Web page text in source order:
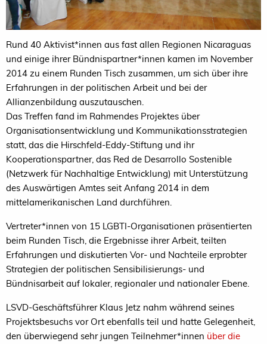
Rund 40 Aktivist*innen aus fast allen Regionen Nicaraguas
und einige ihrer Bündnispartner*innen kamen im November
2014 zu einem Runden Tisch zusammen, um sich über ihre
Erfahrungen in der politischen Arbeit und bei der
Allianzenbildung auszutauschen.
Das Treffen fand im Rahmendes Projektes über
Organisationsentwicklung und Kommunikationsstrategien
statt, das die Hirschfeld-Eddy-Stiftung und ihr
Kooperationspartner, das Red de Desarrollo Sostenible
(Netzwerk für Nachhaltige Entwicklung) mit Unterstützung
des Auswärtigen Amtes seit Anfang 2014 in dem
mittelamerikanischen Land durchführen.
Vertreter*innen von 15 LGBTI-Organisationen präsentierten
beim Runden Tisch, die Ergebnisse ihrer Arbeit, teilten
Erfahrungen und diskutierten Vor- und Nachteile erprobter
Strategien der politischen Sensibilisierungs- und
Bündnisarbeit auf lokaler, regionaler und nationaler Ebene.
LSVD-Geschäftsführer Klaus Jetz nahm während seines
Projektsbesuchs vor Ort ebenfalls teil und hatte Gelegenheit,
den überwiegend sehr jungen Teilnehmer*innen über die